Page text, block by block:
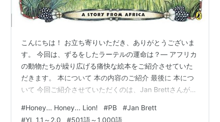
こんにちは！ お立ち寄りいただき、ありがとうございま
す。 今回は、ずるをしたラーテルの運命は？― アフリカ
の動物たちが繰り広げる痛快な絵本をご紹介させていた
だきます。 本について 本の内容のご紹介 最後に 本につ
いて 今回ご紹介させていただくのは、Jan Brettさんが文
Lion!』です。 YL 1.0～1.4程度 語数は570語です。
#Honey... Honey... Lion! #PB #Jan Brett
#YL 1.1～2.0 #501語～1,000語